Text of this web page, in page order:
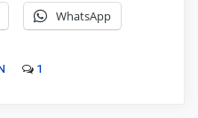
WhatsApp
1